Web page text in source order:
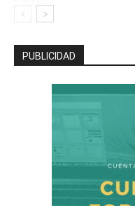
PUBLICIDAD